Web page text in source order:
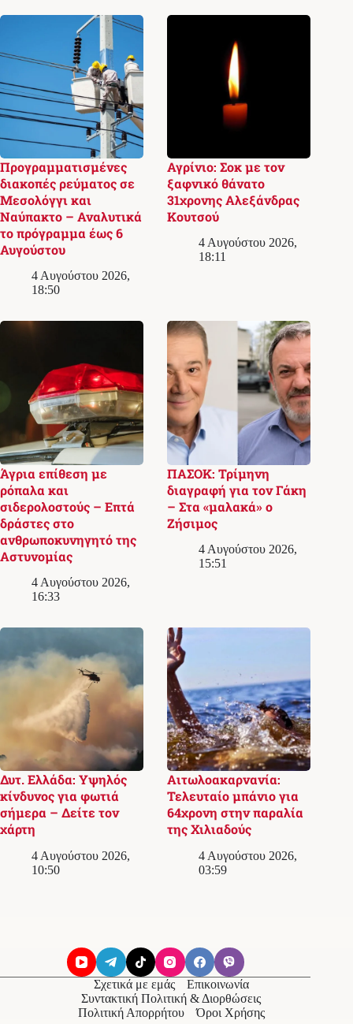
Προγραμματισμένες
διακοπές ρεύματος σε
Μεσολόγγι και
Ναύπακτο – Αναλυτικά
το πρόγραμμα έως 6
Αυγούστου
4 Αυγούστου 2026,
18:50
Αγρίνιο: Σοκ με τον
ξαφνικό θάνατο
31χρονης Αλεξάνδρας
Κουτσού
4 Αυγούστου 2026,
18:11
Άγρια επίθεση με
ρόπαλα και
σιδερολοστούς – Επτά
δράστες στο
ανθρωποκυνηγητό της
Αστυνομίας
4 Αυγούστου 2026,
16:33
ΠΑΣΟΚ: Τρίμηνη
διαγραφή για τον Γάκη
– Στα «μαλακά» ο
Ζήσιμος
4 Αυγούστου 2026,
15:51
Δυτ. Ελλάδα: Υψηλός
κίνδυνος για φωτιά
σήμερα – Δείτε τον
χάρτη
4 Αυγούστου 2026,
10:50
Αιτωλοακαρνανία:
Τελευταίο μπάνιο για
64χρονη στην παραλία
της Χιλιαδούς
4 Αυγούστου 2026,
03:59
Σχετικά με εμάς
Επικοινωνία
Συντακτική Πολιτική & Διορθώσεις
Πολιτική Απορρήτου
Όροι Χρήσης